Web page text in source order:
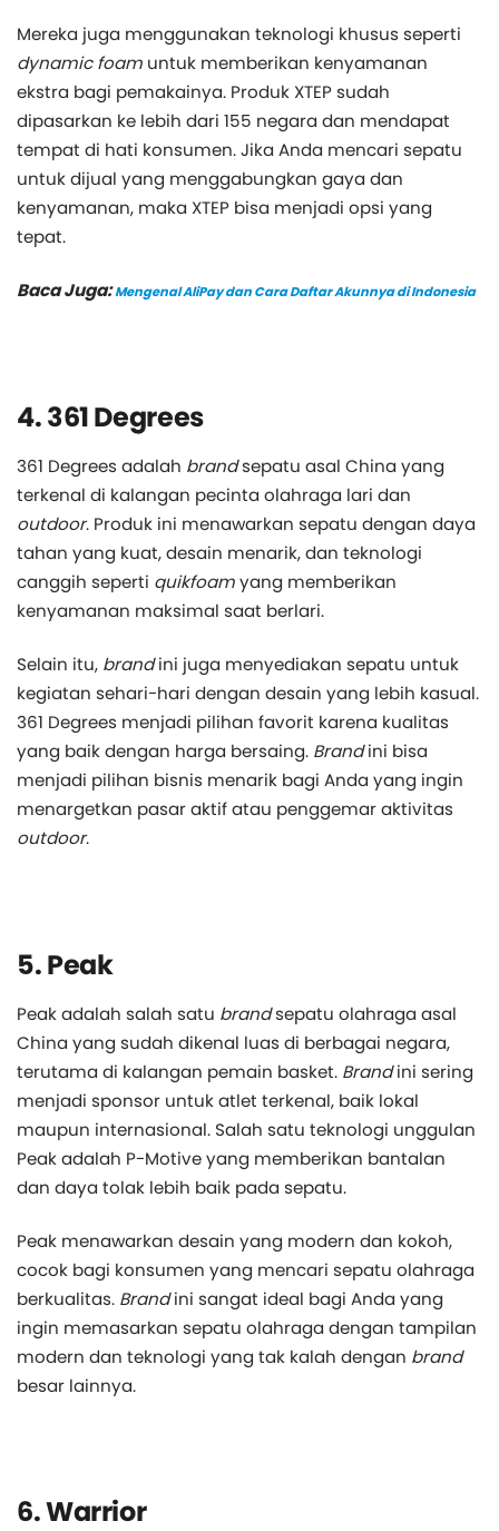
Mereka juga menggunakan teknologi khusus seperti
dynamic foam untuk memberikan kenyamanan
ekstra bagi pemakainya. Produk XTEP sudah
dipasarkan ke lebih dari 155 negara dan mendapat
tempat di hati konsumen. Jika Anda mencari sepatu
untuk dijual yang menggabungkan gaya dan
kenyamanan, maka XTEP bisa menjadi opsi yang
tepat.
Baca Juga:Mengenal AliPay dan Cara Daftar Akunnya di Indonesia
4. 361 Degrees
361 Degrees adalah brandsepatu asal China yang
terkenal di kalangan pecinta olahraga lari dan
outdoor. Produk ini menawarkan sepatu dengan daya
tahan yang kuat, desain menarik, dan teknologi
canggih seperti quikfoamyang memberikan
kenyamanan maksimal saat berlari.
Selain itu, brandini juga menyediakan sepatu untuk
kegiatan sehari-hari dengan desain yang lebih kasual.
361 Degrees menjadi pilihan favorit karena kualitas
yang baik dengan harga bersaing. Brandini bisa
menjadi pilihan bisnis menarik bagi Anda yang ingin
menargetkan pasar aktif atau penggemar aktivitas
outdoor.
5. Peak
Peak adalah salah satu brandsepatu olahraga asal
China yang sudah dikenal luas di berbagai negara,
terutama di kalangan pemain basket. Brandini sering
menjadi sponsor untuk atlet terkenal, baik lokal
maupun internasional. Salah satu teknologi unggulan
Peak adalah P-Motive yang memberikan bantalan
dan daya tolak lebih baik pada sepatu.
Peak menawarkan desain yang modern dan kokoh,
cocok bagi konsumen yang mencari sepatu olahraga
berkualitas. Brandini sangat ideal bagi Anda yang
ingin memasarkan sepatu olahraga dengan tampilan
modern dan teknologi yang tak kalah dengan brand
besar lainnya.
6. Warrior